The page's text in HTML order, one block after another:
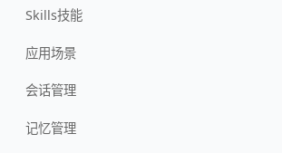
Skills技能
应用场景
会话管理
记忆管理